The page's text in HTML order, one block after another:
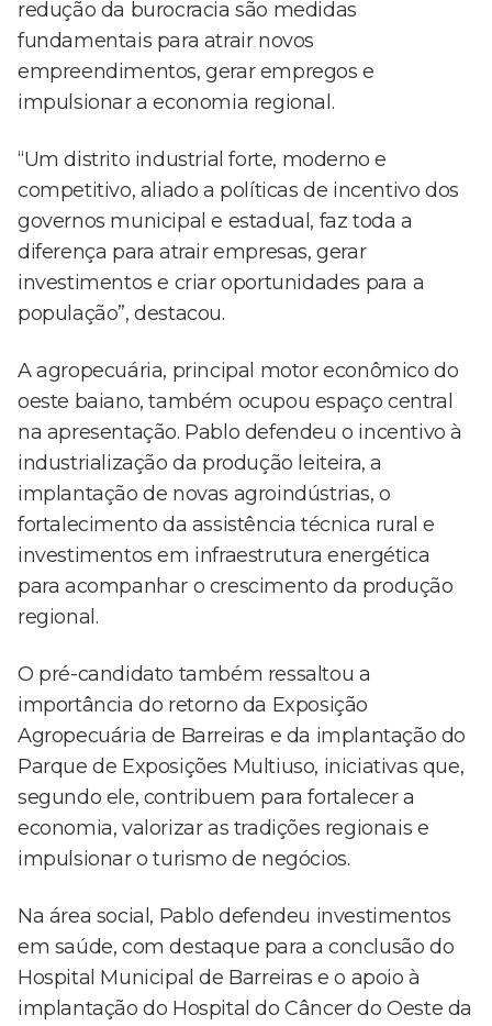
redução da burocracia são medidas
fundamentais para atrair novos
empreendimentos, gerar empregos e
impulsionar a economia regional.
“Um distrito industrial forte, moderno e
competitivo, aliado a políticas de incentivo dos
governos municipal e estadual, faz toda a
diferença para atrair empresas, gerar
investimentos e criar oportunidades para a
população”, destacou.
A agropecuária, principal motor econômico do
oeste baiano, também ocupou espaço central
na apresentação. Pablo defendeu o incentivo à
industrialização da produção leiteira, a
implantação de novas agroindústrias, o
fortalecimento da assistência técnica rural e
investimentos em infraestrutura energética
para acompanhar o crescimento da produção
regional.
O pré-candidato também ressaltou a
importância do retorno da Exposição
Agropecuária de Barreiras e da implantação do
Parque de Exposições Multiuso, iniciativas que,
segundo ele, contribuem para fortalecer a
economia, valorizar as tradições regionais e
impulsionar o turismo de negócios.
Na área social, Pablo defendeu investimentos
em saúde, com destaque para a conclusão do
Hospital Municipal de Barreiras e o apoio à
implantação do Hospital do Câncer do Oeste da